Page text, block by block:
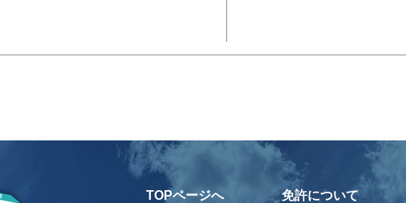
TOPページへ 免許について